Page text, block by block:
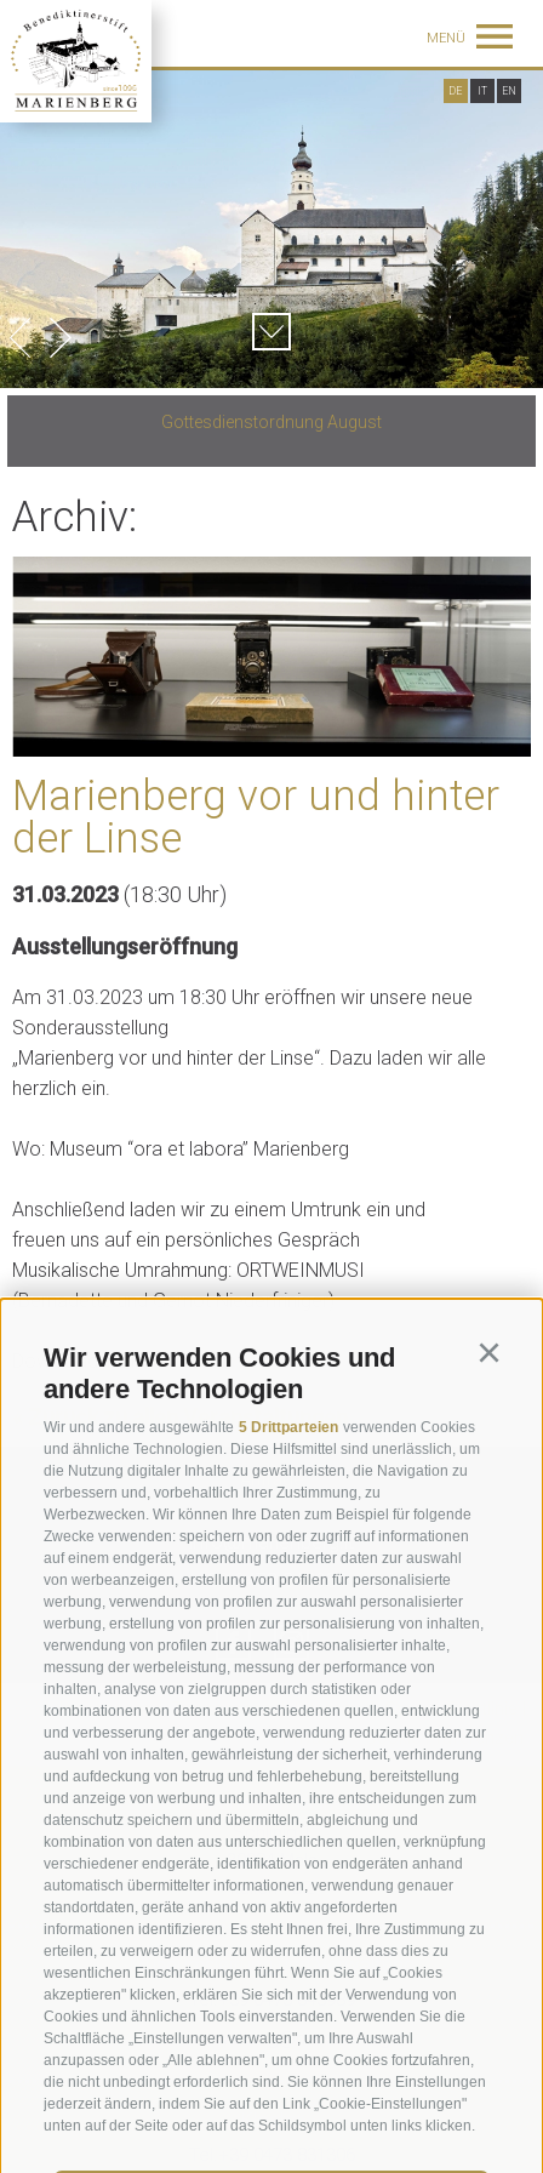
Wir verwenden Cookies und
andere Technologien
Wir und andere ausgewählte 5 Drittparteien verwenden Cookies
und ähnliche Technologien. Diese Hilfsmittel sind unerlässlich, um
die Nutzung digitaler Inhalte zu gewährleisten, die Navigation zu
verbessern und, vorbehaltlich Ihrer Zustimmung, zu
Werbezwecken. Wir können Ihre Daten zum Beispiel für folgende
Zwecke verwenden: speichern von oder zugriff auf informationen
auf einem endgerät, verwendung reduzierter daten zur auswahl
von werbeanzeigen, erstellung von profilen für personalisierte
werbung, verwendung von profilen zur auswahl personalisierter
werbung, erstellung von profilen zur personalisierung von inhalten,
verwendung von profilen zur auswahl personalisierter inhalte,
messung der werbeleistung, messung der performance von
inhalten, analyse von zielgruppen durch statistiken oder
kombinationen von daten aus verschiedenen quellen, entwicklung
und verbesserung der angebote, verwendung reduzierter daten zur
auswahl von inhalten, gewährleistung der sicherheit, verhinderung
und aufdeckung von betrug und fehlerbehebung, bereitstellung
und anzeige von werbung und inhalten, ihre entscheidungen zum
datenschutz speichern und übermitteln, abgleichung und
kombination von daten aus unterschiedlichen quellen, verknüpfung
verschiedener endgeräte, identifikation von endgeräten anhand
automatisch übermittelter informationen, verwendung genauer
standortdaten, geräte anhand von aktiv angeforderten
informationen identifizieren. Es steht Ihnen frei, Ihre Zustimmung zu
erteilen, zu verweigern oder zu widerrufen, ohne dass dies zu
wesentlichen Einschränkungen führt. Wenn Sie auf „Cookies
akzeptieren" klicken, erklären Sie sich mit der Verwendung von
Cookies und ähnlichen Tools einverstanden. Verwenden Sie die
Schaltfläche „Einstellungen verwalten", um Ihre Auswahl
anzupassen oder „Alle ablehnen", um ohne Cookies fortzufahren,
die nicht unbedingt erforderlich sind. Sie können Ihre Einstellungen
jederzeit ändern, indem Sie auf den Link „Cookie-Einstellungen"
unten auf der Seite oder auf das Schildsymbol unten links klicken.
MENÜ
DE IT EN
Gottesdienstordnung August
Archiv:
Marienberg vor und hinter
der Linse
31.03.2023 (18:30 Uhr)
Ausstellungseröffnung
Am 31.03.2023 um 18:30 Uhr eröffnen wir unsere neue
Sonderausstellung
„Marienberg vor und hinter der Linse“. Dazu laden wir alle
herzlich ein.
Wo: Museum “ora et labora” Marienberg
Anschließend laden wir zu einem Umtrunk ein und
freuen uns auf ein persönliches Gespräch
Musikalische Umrahmung: ORTWEINMUSI
(Bernadette und Gernot Niederfriniger)
Download:PDF
« Zurück zu allen Veranstaltungen
Anfrage
info@marienberg.it
+39 0473 843980
Impressum | Transparenz | Sitemap | Cookie-Richtlinie
Privacy | Cookie Präferenzen
Benediktinerstift Marienberg
Schlinig 1
39024 Mals
Italien - BZ
Museumsleitung und Verwaltung
Tel.+39 0473 843989
Email: verwaltung@marienberg.it
Kloster